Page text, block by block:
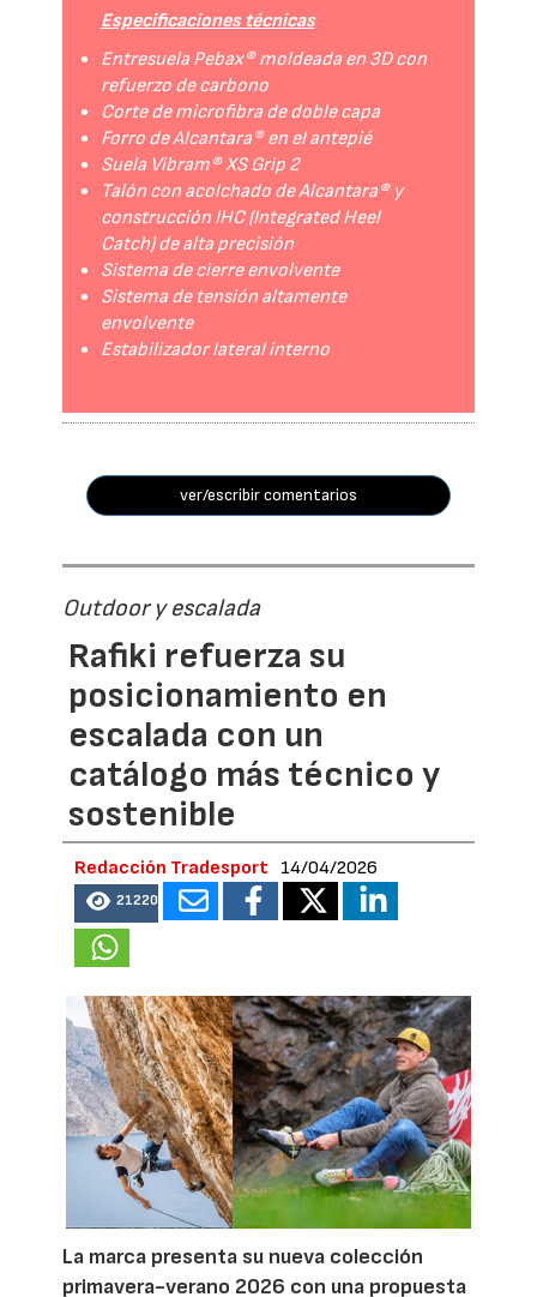
Especificaciones técnicas
Entresuela Pebax® moldeada en 3D con
refuerzo de carbono
Corte de microfibra de doble capa
Forro de Alcantara® en el antepié
Suela Vibram® XS Grip 2
Talón con acolchado de Alcantara® y
construcción IHC (Integrated Heel
Catch) de alta precisión
Sistema de cierre envolvente
Sistema de tensión altamente
envolvente
Estabilizador lateral interno
ver/escribir comentarios
Outdoor y escalada
Rafiki refuerza su
posicionamiento en
escalada con un
catálogo más técnico y
sostenible
Redacción Tradesport 14/04/2026
21220
La marca presenta su nueva colección
primavera-verano 2026 con una propuesta